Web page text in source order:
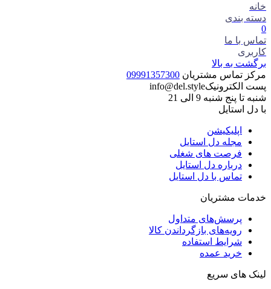
خانه
دسته بندی
0
تماس با ما
کاربری
برگشت به بالا
مرکز تماس مشتریان 09991357300
پست الکترونیکinfo@del.style
شنبه تا پنج شنبه 9 الی 21
با دل استایل
اپلیکیشن
مجله دل استایل
فرصت های شغلی
درباره دل استایل
تماس با دل استایل
خدمات مشتریان
پرسش‌های متداول
رویه‌های بازگرداندن کالا
شرایط استفاده
خرید عمده
لینک های سریع